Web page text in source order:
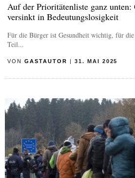
Auf der Prioritätenliste ganz
versinkt in Bedeutungslosigkeit
Für die Bürger ist Gesundheit wichtig, für
Teil...
VON GASTAUTOR 31. MAI 2025